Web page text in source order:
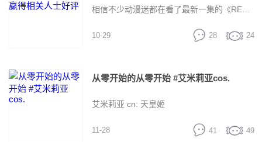
歌、搜狗、百度……等 雷姆大大各种叫你起
床、……等等 翻译不易且行且珍惜！ 【下载
地址】 小纸条回复关键词：雷姆 小纸条回复
关键词：雷姆 小纸条回复关键词：雷姆
相信不少动漫迷都在看了最新一集的《RE：
从零开始的异世界生活》之后，将这部作品
的评价上升到很高的水平吧？而实际上，这
10-29 24
28
从零开始的从零开始 #艾米莉亚cos.
艾米莉亚 cn: 天皇姬
11-28 49
41